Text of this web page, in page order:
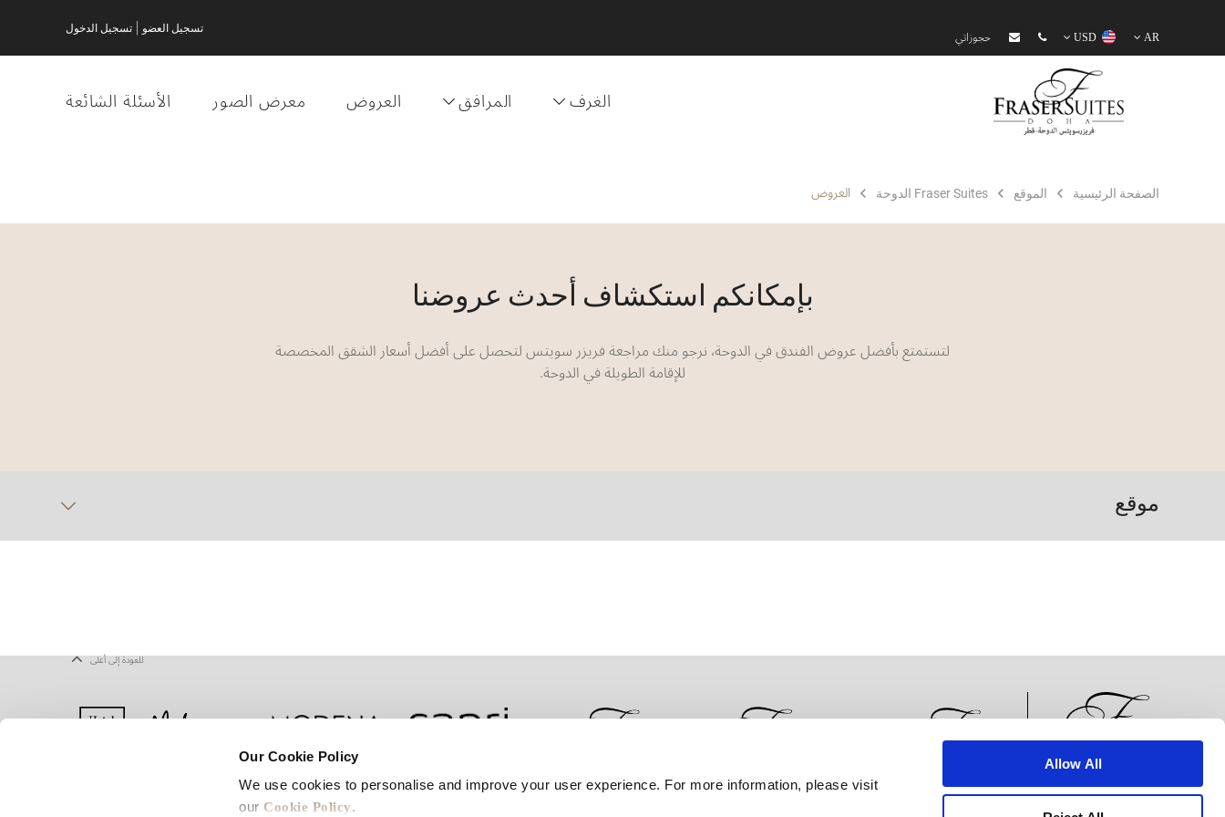
Our Cookie Policy
We use cookies to personalise and improve your user experience. For more information, please visit
our Cookie Policy.
Allow All
AR
USD حجوزاتي تسجيل العضو تسجيل الدخول
الغرف المرافق العروض معرض الصور الأسئلة الشائعة
الصفحة الرئيسية الموقع Fraser Suites الدوحة العروض
بإمكانكم استكشاف أحدث عروضنا
لتستمتع بأفضل عروض الفندق في الدوحة، نرجو منك مراجعة فريزر سويتس لتحصل على أفضل أسعار الشقق المخصصة
للإقامة الطويلة في الدوحة.
موقع
للعودة إلى أعلى
الأخبار تطوير الأعمال الوظائف إعلان ملفات تعريف الارتباط شروط الاستخدام